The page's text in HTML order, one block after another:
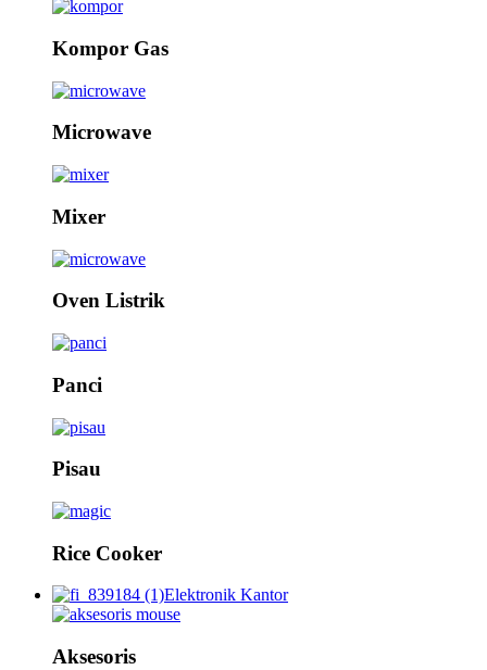
Kompor Gas
Microwave
Mixer
Oven Listrik
Panci
Pisau
Rice Cooker
Elektronik Kantor
Aksesoris